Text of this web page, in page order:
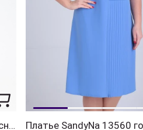
Платье SandyNa 130118 небесно-голубой Платье SandyNa 13560